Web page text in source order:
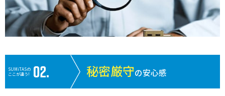
SUMiTASの
ここが違う!
秘密厳守の安心感